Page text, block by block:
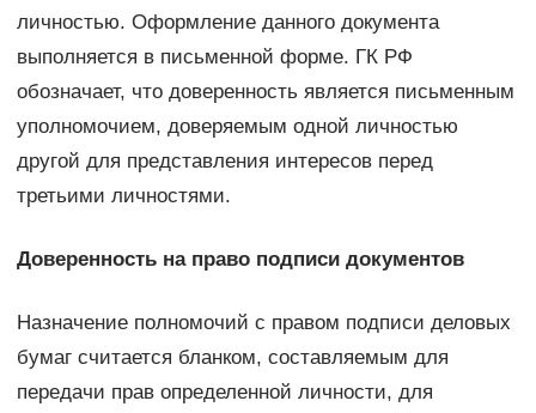
личностью. Оформление данного документа
выполняется в письменной форме. ГК РФ
обозначает, что доверенность является письменным
уполномочием, доверяемым одной личностью
другой для представления интересов перед
третьими личностями.
Доверенность на право подписи документов
Назначение полномочий с правом подписи деловых
бумаг считается бланком, составляемым для
передачи прав определенной личности, для